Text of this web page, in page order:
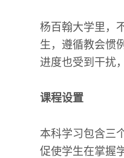
杨百翰大学里，
生，遵循教会惯
进度也受到干扰
课程设置
本科学习包含三
促使学生在掌握